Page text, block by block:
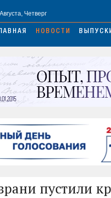
Четверг
НОВОСТИ
пустили